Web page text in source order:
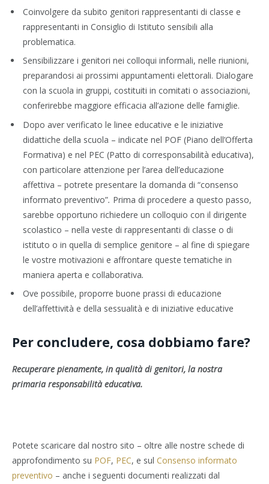
Coinvolgere da subito genitori rappresentanti di classe e
rappresentanti in Consiglio di Istituto sensibili alla
problematica.
Sensibilizzare i genitori nei colloqui informali, nelle riunioni,
preparandosi ai prossimi appuntamenti elettorali. Dialogare
con la scuola in gruppi, costituiti in comitati o associazioni,
conferirebbe maggiore efficacia all’azione delle famiglie.
Dopo aver verificato le linee educative e le iniziative
didattiche della scuola – indicate nel POF (Piano dell’Offerta
Formativa) e nel PEC (Patto di corresponsabilità educativa),
con particolare attenzione per l’area dell’educazione
affettiva – potrete presentare la domanda di “consenso
informato preventivo”. Prima di procedere a questo passo,
sarebbe opportuno richiedere un colloquio con il dirigente
scolastico – nella veste di rappresentanti di classe o di
istituto o in quella di semplice genitore – al fine di spiegare
le vostre motivazioni e affrontare queste tematiche in
maniera aperta e collaborativa.
Ove possibile, proporre buone prassi di educazione
dell’affettività e della sessualità e di iniziative educative
Per concludere, cosa dobbiamo fare?
Recuperare pienamente, in qualità di genitori, la nostra
primaria responsabilità educativa.
Potete scaricare dal nostro sito – oltre alle nostre schede di
approfondimento su POF, PEC, e sul Consenso informato
preventivo – anche i seguenti documenti realizzati dal